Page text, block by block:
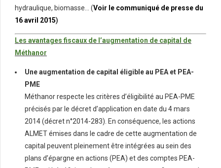
hydraulique, biomasse… (Voir le communiqué de presse du
16 avril 2015)
Les avantages fiscaux de l’augmentation de capital de
Méthanor
Une augmentation de capital éligible au PEA et PEA-
PME
Méthanor respecte les critères d’éligibilité au PEA-PME
précisés par le décret d’application en date du 4 mars
2014 (décret n°2014-283). En conséquence, les actions
ALMET émises dans le cadre de cette augmentation de
capital peuvent pleinement être intégrées au sein des
plans d’épargne en actions (PEA) et des comptes PEA-